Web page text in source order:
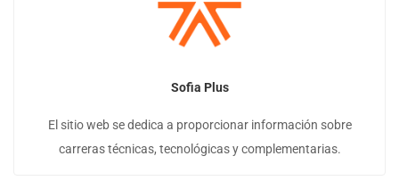
Sofia Plus
El sitio web se dedica a proporcionar información sobre
carreras técnicas, tecnológicas y complementarias.